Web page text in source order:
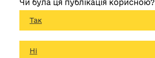
Чи була ця публікація корисною?
Так
Ні